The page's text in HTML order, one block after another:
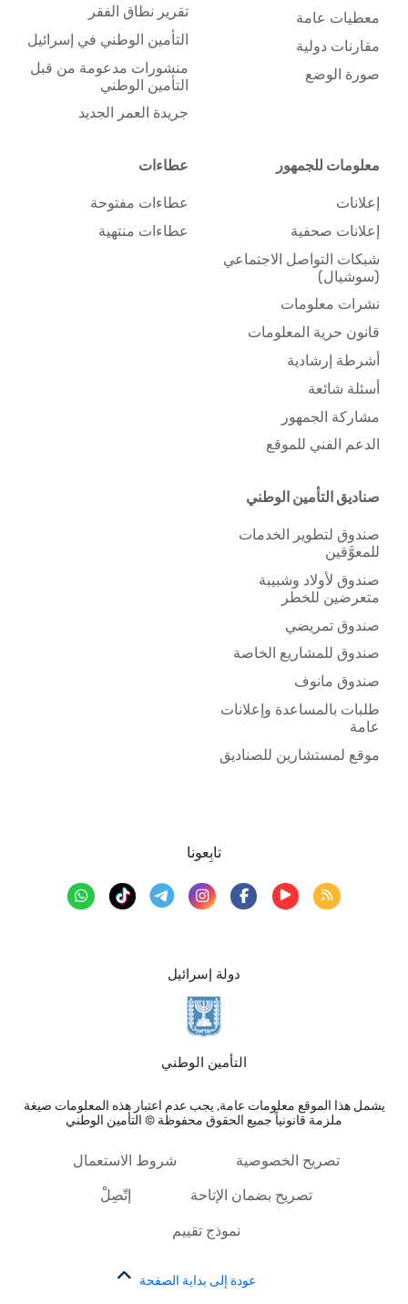
معطيات عامة
مقارنات دولية
صورة الوضع
تقرير نطاق الفقر
التأمين الوطني في إسرائيل
منشورات مدعومة من قبل
التأمين الوطني
جريدة العمر الجديد
معلومات للجمهور
إعلانات
إعلانات صحفية
شبكات التواصل الاجتماعي
(سوشيال)
نشرات معلومات
قانون حرية المعلومات
أشرطة إرشادية
أسئلة شائعة
مشاركة الجمهور
الدعم الفني للموقع
عطاءات
عطاءات مفتوحة
عطاءات منتهية
صناديق التأمين الوطني
صندوق لتطوير الخدمات
للمعوَّقين
صندوق لأولاد وشبيبة
متعرضين للخطر
صندوق تمريضي
صندوق للمشاريع الخاصة
صندوق مانوف
طلبات بالمساعدة وإعلانات
عامة
موقع لمستشارين للصناديق
دولة إسرائيل
التأمين الوطني
يشمل هذا الموقع معلومات عامة, يجب عدم اعتبار هذه المعلومات صيغة
ملزمة قانونياً جميع الحقوق محفوظة © التأمين الوطني
تابِعونا
تصريح الخصوصية شروط الاستعمال
تصريح بضمان الإتاحة إتّصِلْ
نموذج تقييم
عودة إلى بداية الصفحة